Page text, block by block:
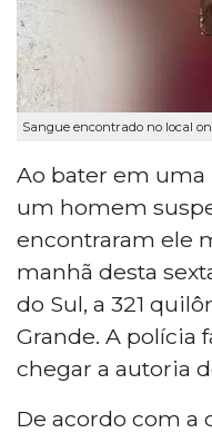
Sangue encontrado no local
Ao bater em
um homem
encontraram ele
manhã desta
do Sul, a 321
Grande. A polícia
chegar a autoria
De acordo com a